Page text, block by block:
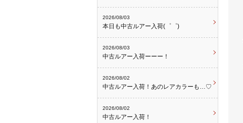
2026/08/03
本日も中古ルアー入荷(゜゜)
2026/08/03
中古ルアー入荷ーーー！
2026/08/02
中古ルアー入荷！あのレアカラーも…♡
2026/08/02
中古ルアー入荷！